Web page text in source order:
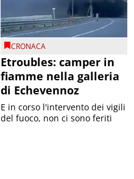
CRONACA
Etroubles: camper in
fiamme nella galleria
di Echevennoz
E in corso l'intervento dei vigili
del fuoco, non ci sono feriti